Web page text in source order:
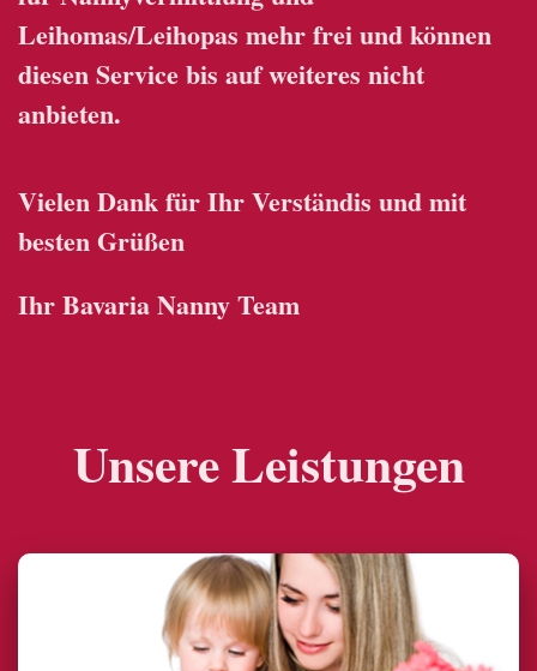
Leihomas/Leihopas mehr frei und können
diesen Service bis auf weiteres nicht
anbieten.
Vielen Dank für Ihr Verständis und mit
besten Grüßen
Ihr Bavaria Nanny Team
Unsere Leistungen